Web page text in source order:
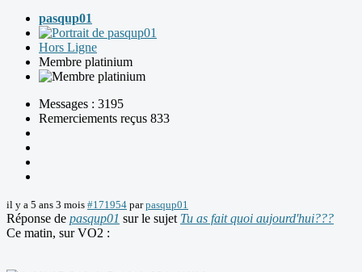
pasqup01
Hors Ligne
Membre platinium
Messages : 3195
Remerciements reçus 833
il y a 5 ans 3 mois #171954 parpasqup01
Réponse de pasqup01 sur le sujet Tu as fait quoi aujourd'hui???
Ce matin, sur VO2 :